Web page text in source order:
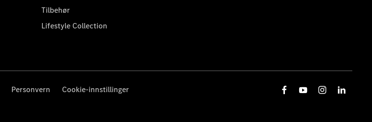
Tilbehør
Lifestyle Collection
Personvern Cookie-innstillinger